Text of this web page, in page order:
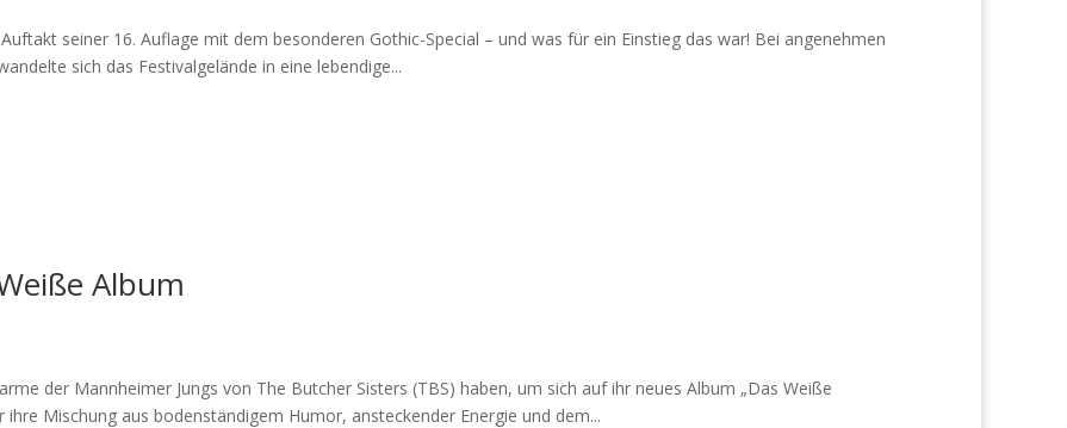
seiner 16. Auflage mit dem besonderen Gothic-Special – und was für ein Einstieg das war! Bei angenehmen
sich das Festivalgelände in eine lebendige...
Album
der Mannheimer Jungs von The Butcher Sisters (TBS) haben, um sich auf ihr neues Album „Das Weiße
Mischung aus bodenständigem Humor, ansteckender Energie und dem...